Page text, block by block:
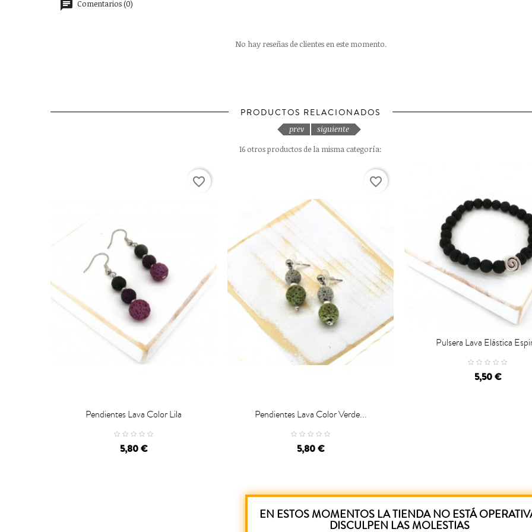
Comentarios (0)
No hay reseñas de clientes en este momento.
PRODUCTOS RELACIONADOS
16 otros productos de la misma categoría:
CARRO
Pendientes Lava Color Lila
5,80 €
favorite_border
 CARRO
Pendientes Lava Color Verde...
5,80 €
favorite_border
 CARRO
Pulsera Lava Elástica
5,50 €
prev siguiente
EN ESTOS MOMENTOS LA TIENDA NO ESTÁ
DISCULPEN LAS MOLESTIAS